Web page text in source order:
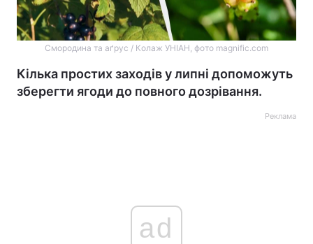
Смородина та аґрус / Колаж УНІАН, фото magnific.com
Кілька простих заходів у липні допоможуть
зберегти ягоди до повного дозрівання.
Реклама
ad